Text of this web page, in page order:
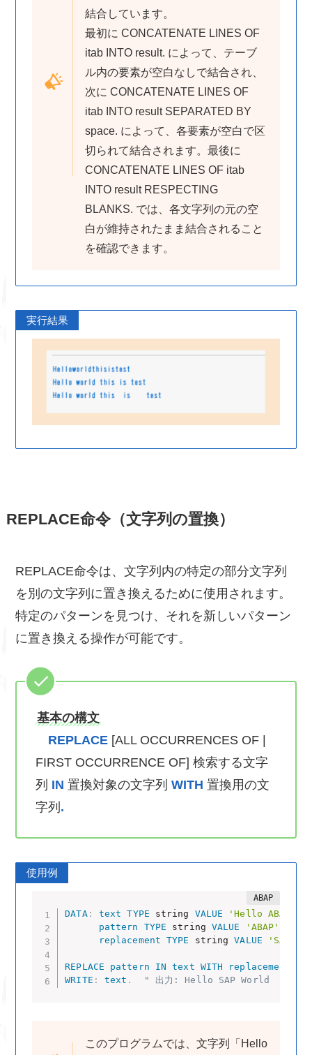
結合しています。
最初に CONCATENATE LINES OF
itab INTO result. によって、テーブ
ル内の要素が空白なしで結合され、
次に CONCATENATE LINES OF
itab INTO result SEPARATED BY
space. によって、各要素が空白で区
切られて結合されます。最後に
CONCATENATE LINES OF itab
INTO result RESPECTING
BLANKS. では、各文字列の元の空
白が維持されたまま結合されること
を確認できます。
実行結果
REPLACE命令（文字列の置換）
REPLACE命令は、文字列内の特定の部分文字列
を別の文字列に置き換えるために使用されます。
特定のパターンを見つけ、それを新しいパターン
に置き換える操作が可能です。
基本の構文
REPLACE [ALL OCCURRENCES OF |
FIRST OCCURRENCE OF] 検索する文字
列 IN 置換対象の文字列WITH 置換用の文
字列 .
使用例
DATA: text TYPE string VALUE
'Hello ABAP
pattern
TYPE string VALUE 'ABAP'
replacement
TYPE string VALUE 'SAP'
REPLACE pattern IN text WITH replacement
WRITE : text . " 出力: Hello SAP World
このプログラムでは、文字列「Hello